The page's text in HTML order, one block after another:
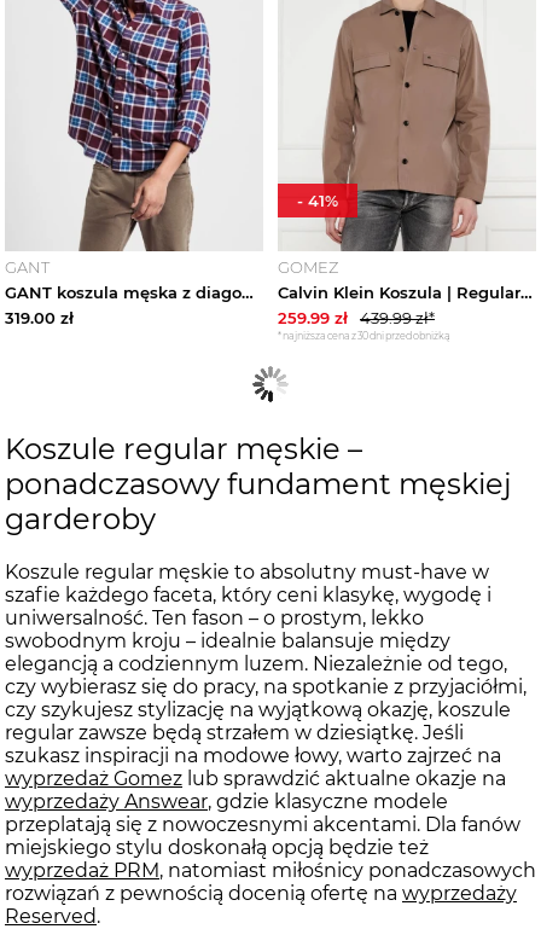
GANT
GANT koszula męska z diagonalu Regular Fit zimowa w kratę
319.00 zł
GOMEZ
Calvin Klein Koszula | Regular Fit beżowy
259.99 zł 439.99zł*
*najniższa cena z 30 dni przed obniżką
- 41%
Koszule regular męskie –
ponadczasowy fundament męskiej
garderoby
Koszule regular męskie to absolutny must-have w
szafie każdego faceta, który ceni klasykę, wygodę i
uniwersalność. Ten fason – o prostym, lekko
swobodnym kroju – idealnie balansuje między
elegancją a codziennym luzem. Niezależnie od tego,
czy wybierasz się do pracy, na spotkanie z przyjaciółmi,
czy szykujesz stylizację na wyjątkową okazję, koszule
regular zawsze będą strzałem w dziesiątkę. Jeśli
szukasz inspiracji na modowe łowy, warto zajrzeć na
wyprzedaż Gomez lub sprawdzić aktualne okazje na
wyprzedaży Answear, gdzie klasyczne modele
przeplatają się z nowoczesnymi akcentami. Dla fanów
miejskiego stylu doskonałą opcją będzie też
wyprzedaż PRM, natomiast miłośnicy ponadczasowych
rozwiązań z pewnością docenią ofertę na wyprzedaży
Reserved.